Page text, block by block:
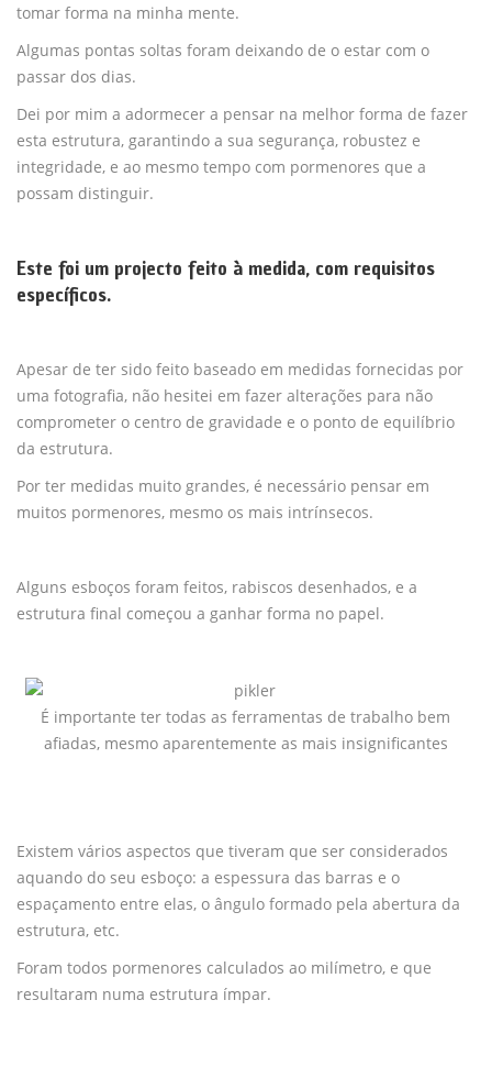
tomar forma na minha mente.
Algumas pontas soltas foram deixando de o estar com o
passar dos dias.
Dei por mim a adormecer a pensar na melhor forma de fazer
esta estrutura, garantindo a sua segurança, robustez e
integridade, e ao mesmo tempo com pormenores que a
possam distinguir.
Este foi um projecto feito à medida, com requisitos
específicos.
Apesar de ter sido feito baseado em medidas fornecidas por
uma fotografia, não hesitei em fazer alterações para não
comprometer o centro de gravidade e o ponto de equilíbrio
da estrutura.
Por ter medidas muito grandes, é necessário pensar em
muitos pormenores, mesmo os mais intrínsecos.
Alguns esboços foram feitos, rabiscos desenhados, e a
estrutura final começou a ganhar forma no papel.
É importante ter todas as ferramentas de trabalho bem
afiadas, mesmo aparentemente as mais insignificantes
Existem vários aspectos que tiveram que ser considerados
aquando do seu esboço: a espessura das barras e o
espaçamento entre elas, o ângulo formado pela abertura da
estrutura, etc.
Foram todos pormenores calculados ao milímetro, e que
resultaram numa estrutura ímpar.